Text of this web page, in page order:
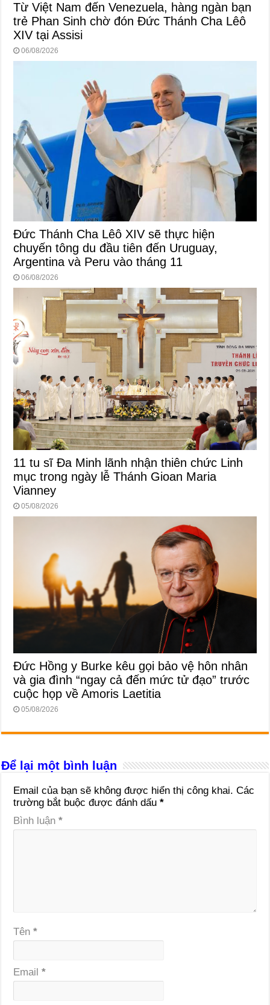
Từ Việt Nam đến Venezuela, hàng ngàn bạn
trẻ Phan Sinh chờ đón Đức Thánh Cha Lêô
XIV tại Assisi
06/08/2026
Đức Thánh Cha Lêô XIV sẽ thực hiện
chuyến tông du đầu tiên đến Uruguay,
Argentina và Peru vào tháng 11
06/08/2026
11 tu sĩ Đa Minh lãnh nhận thiên chức Linh
mục trong ngày lễ Thánh Gioan Maria
Vianney
05/08/2026
Đức Hồng y Burke kêu gọi bảo vệ hôn nhân
và gia đình “ngay cả đến mức tử đạo” trước
cuộc họp về Amoris Laetitia
05/08/2026
Để lại một bình luận
Email của bạn sẽ không được hiển thị công khai. Các
trường bắt buộc được đánh dấu*
Bình luận*
Tên*
Email*